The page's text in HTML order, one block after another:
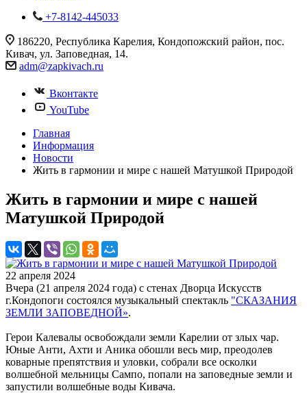
+7-8142-445033
186220, Республика Карелия, Кондопожский район, пос.
Кивач, ул. Заповедная, 14.
adm@zapkivach.ru
Вконтакте
YouTube
Главная
Информация
Новости
Жить в гармонии и мире с нашей Матушкой Природой
Жить в гармонии и мире с нашей
Матушкой Природой
22 апреля 2024
Вчера (21 апреля 2024 года) с стенах Дворца Искусств
г.Кондопоги состоялся музыкальный спектакль "СКАЗАНИЯ
ЗЕМЛИ ЗАПОВЕДНОЙ».
Герои Калевалы освобождали земли Карелии от злых чар.
Юные Анти, Ахти и Аника обошли весь мир, преодолев
коварные препятствия и уловки, собрали все осколки
волшебной мельницы Сампо, попали на заповедные земли и
запустили волшебные воды Кивача.